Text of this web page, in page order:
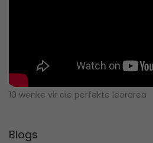
10 wenke vir die perfekte leerarea
Blogs